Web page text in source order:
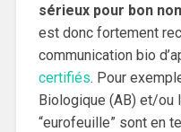
sérieux pour bon
est donc fortement
communication bio
certifiés. Pour
Biologique (AB) et/ou
“eurofeuille” sont en